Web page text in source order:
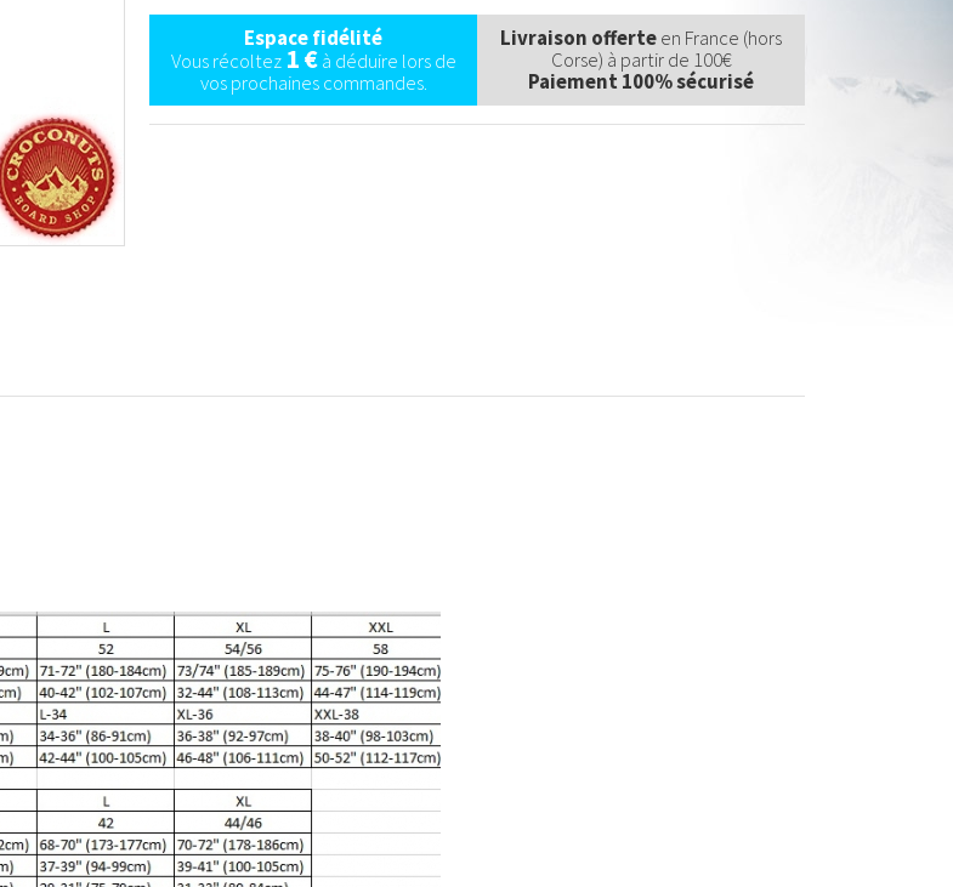
Espace fidélité
Vous récoltez 1 €à déduire lors de
vos prochaines commandes.
Livraison offerteen France (hors
Corse) à partir de 100€
Paiement 100% sécurisé